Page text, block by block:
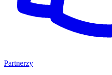
Partnerzy